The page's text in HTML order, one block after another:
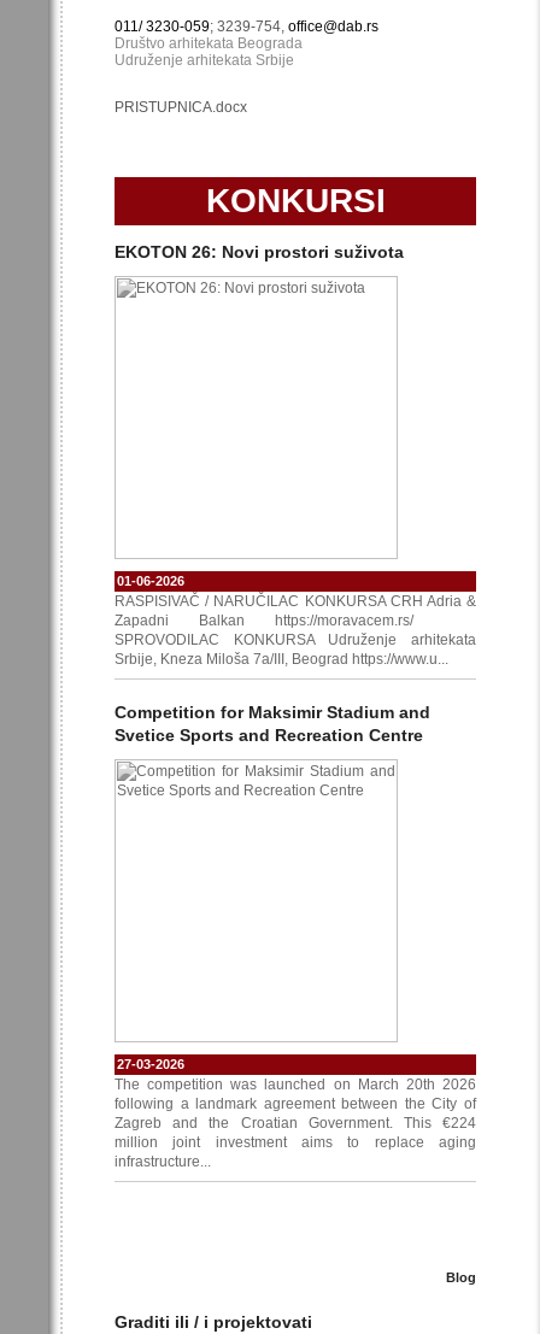
011/ 3230-059; 3239-754, office@dab.rs
Društvo arhitekata Beograda
Udruženje arhitekata Srbije
PRISTUPNICA.docx
KONKURSI
EKOTON 26: Novi prostori suživota
01-06-2026
RASPISIVAČ / NARUČILAC KONKURSA CRH Adria &
Zapadni Balkan https://moravacem.rs/
SPROVODILAC KONKURSA Udruženje arhitekata
Srbije, Kneza Miloša 7a/III, Beograd https://www.u...
Competition for Maksimir Stadium and
Svetice Sports and Recreation Centre
27-03-2026
The competition was launched on March 20th 2026
following a landmark agreement between the City of
Zagreb and the Croatian Government. This €224
million joint investment aims to replace aging
infrastructure...
Blog
Graditi ili / i projektovati